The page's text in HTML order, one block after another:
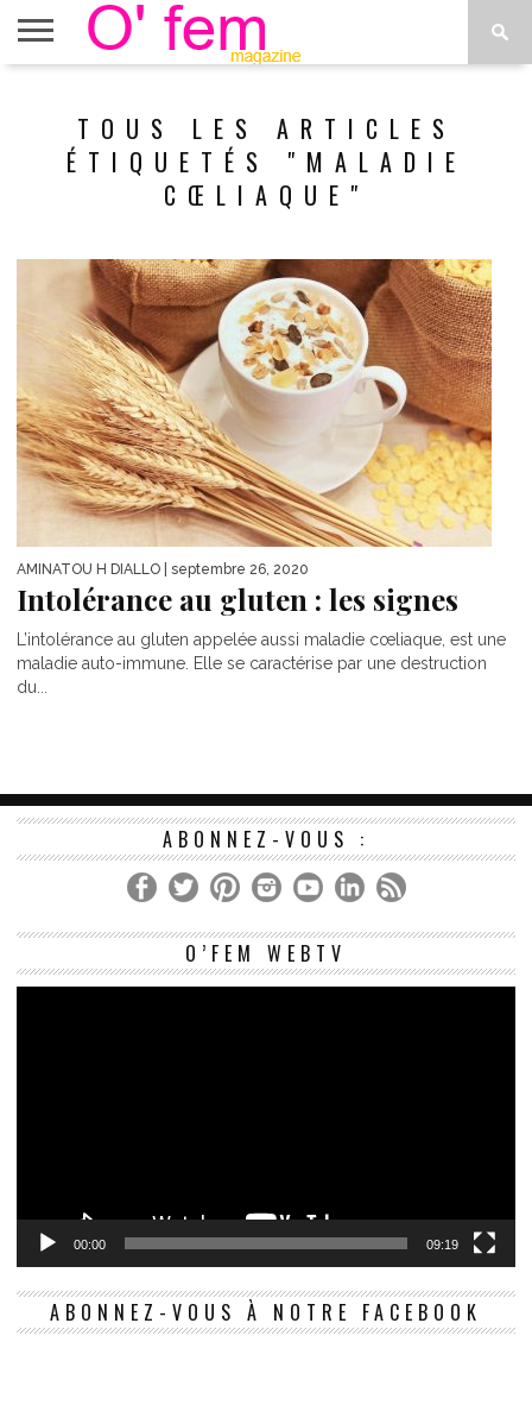
ÉTOILES
MENUS
TOUS LES ARTICLES
ÉTIQUETÉS "MALADIE
CŒLIAQUE"
AMINATOU H DIALLO | septembre 26, 2020
Intolérance au gluten : les signes
L’intolérance au gluten appelée aussi maladie cœliaque, est une
maladie auto-immune. Elle se caractérise par une destruction
du...
ABONNEZ-VOUS :
O’FEM WEBTV
00:00 09:19
ABONNEZ-VOUS À NOTRE FACEBOOK